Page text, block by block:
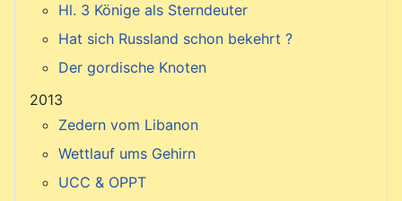
Hl. 3 Könige als Sterndeuter
Hat sich Russland schon bekehrt ?
Der gordische Knoten
2013
Zedern vom Libanon
Wettlauf ums Gehirn
UCC & OPPT